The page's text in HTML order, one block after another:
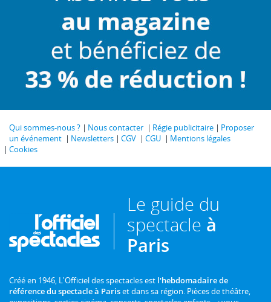
Qui sommes-nous ? Nous contacter Régie publicitaire
Proposer
un événement
Newsletters CGV CGU
Mentions légales
Cookies
Le guide du
spectacle à
Paris
Créé en 1946, L'Officiel des spectacles est l'hebdomadaire de
référence du spectacle à Pariset dans sa région. Pièces de théâtre,